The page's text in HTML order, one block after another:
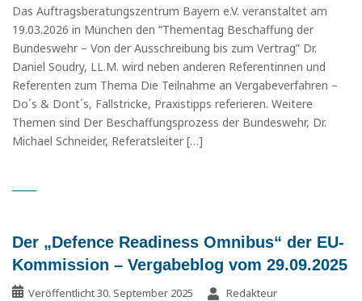
Das Auftragsberatungszentrum Bayern e.V. veranstaltet am
19.03.2026 in München den “Thementag Beschaffung der
Bundeswehr – Von der Ausschreibung bis zum Vertrag” Dr.
Daniel Soudry, LL.M. wird neben anderen Referentinnen und
Referenten zum Thema Die Teilnahme an Vergabeverfahren –
Do´s & Dont´s, Fallstricke, Praxistipps referieren. Weitere
Themen sind Der Beschaffungsprozess der Bundeswehr, Dr.
Michael Schneider, Referatsleiter […]
Der „Defence Readiness Omnibus“ der EU-
Kommission – Vergabeblog vom 29.09.2025
Veröffentlicht30. September 2025
Redakteur